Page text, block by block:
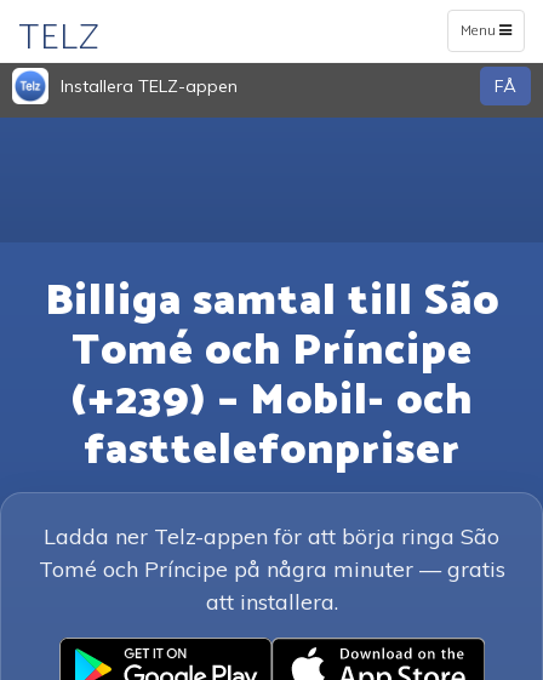
Toggle
navigation
Menu
TELZ
Installera TELZ-appen FÅ
Billiga samtal till São
Tomé och Príncipe
(+239) – Mobil- och
fasttelefonpriser
Ladda ner Telz-appen för att börja ringa São
Tomé och Príncipe på några minuter — gratis
att installera.